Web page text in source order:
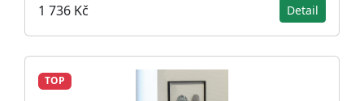
1 736 Kč Detail
TOP